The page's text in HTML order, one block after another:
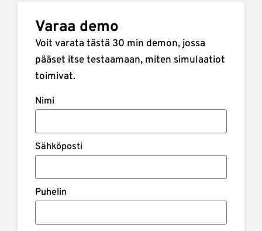
Varaa demo
Voit varata tästä 30 min demon, jossa
pääset itse testaamaan, miten simulaatiot
toimivat.
Nimi
Sähköposti
Puhelin